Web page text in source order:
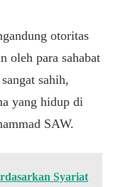
otoritas
oleh para sahabat
sahih,
yang hidup di
SAW.
Syariat